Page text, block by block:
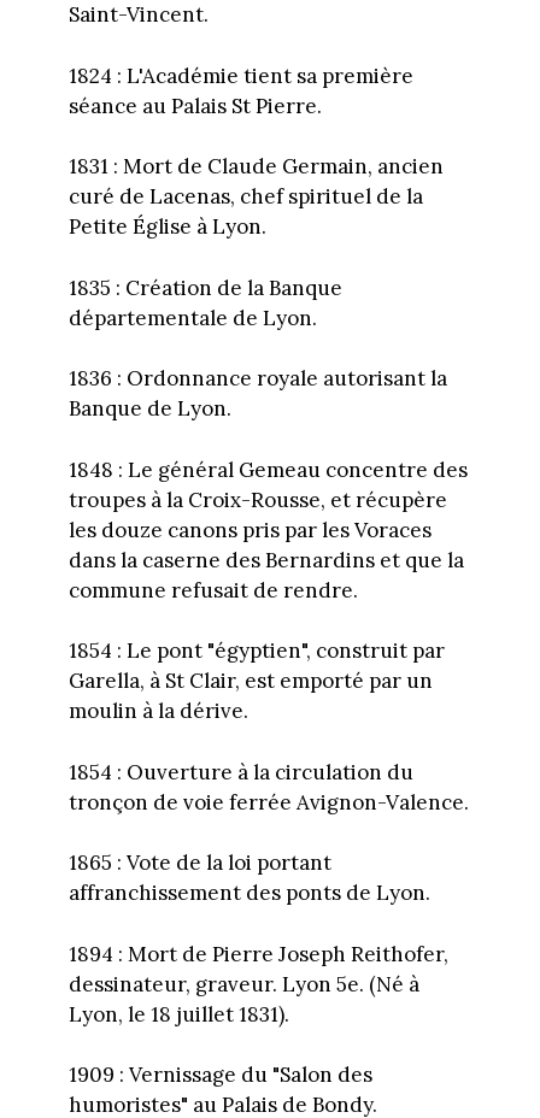
Saint-Vincent.
1824 : L'Académie tient sa première
séance au Palais St Pierre.
1831 : Mort de Claude Germain, ancien
curé de Lacenas, chef spirituel de la
Petite Église à Lyon.
1835 : Création de la Banque
départementale de Lyon.
1836 : Ordonnance royale autorisant la
Banque de Lyon.
1848 : Le général Gemeau concentre des
troupes à la Croix-Rousse, et récupère
les douze canons pris par les Voraces
dans la caserne des Bernardins et que la
commune refusait de rendre.
1854 : Le pont "égyptien", construit par
Garella, à St Clair, est emporté par un
moulin à la dérive.
1854 : Ouverture à la circulation du
tronçon de voie ferrée Avignon-Valence.
1865 : Vote de la loi portant
affranchissement des ponts de Lyon.
1894 : Mort de Pierre Joseph Reithofer,
dessinateur, graveur. Lyon 5e. (Né à
Lyon, le 18 juillet 1831).
1909 : Vernissage du "Salon des
humoristes" au Palais de Bondy.